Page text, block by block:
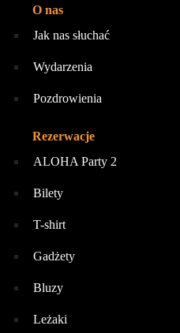
O nas
Jak nas słuchać
Wydarzenia
Pozdrowienia
Rezerwacje
ALOHA Party 2
Bilety
T-shirt
Gadżety
Bluzy
Leżaki